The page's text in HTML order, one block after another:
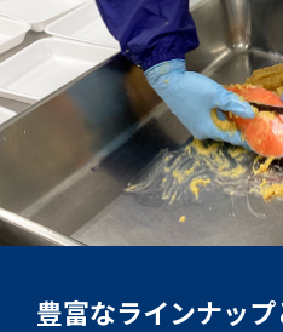
豊富なラインナップ